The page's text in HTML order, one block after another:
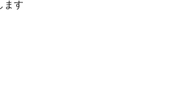
ます